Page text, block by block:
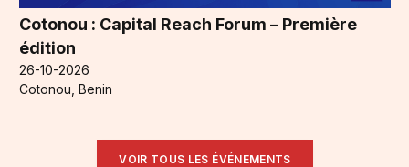
Cotonou : Capital Reach Forum – Première
édition
26-10-2026
Cotonou, Benin
VOIR TOUS LES ÉVÉNEMENTS